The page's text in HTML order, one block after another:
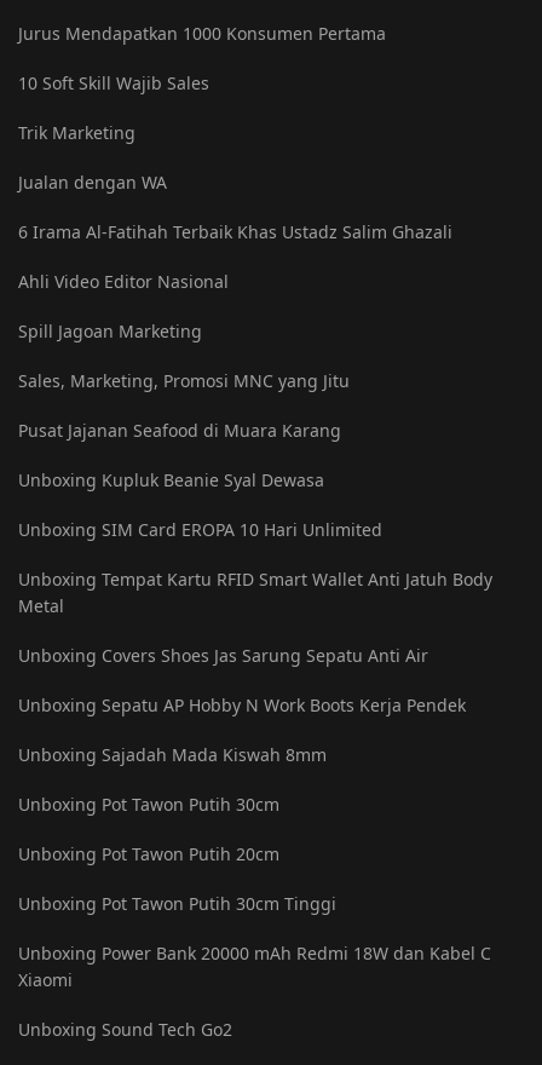
Jurus Mendapatkan 1000 Konsumen Pertama
10 Soft Skill Wajib Sales
Trik Marketing
Jualan dengan WA
6 Irama Al-Fatihah Terbaik Khas Ustadz Salim Ghazali
Ahli Video Editor Nasional
Spill Jagoan Marketing
Sales, Marketing, Promosi MNC yang Jitu
Pusat Jajanan Seafood di Muara Karang
Unboxing Kupluk Beanie Syal Dewasa
Unboxing SIM Card EROPA 10 Hari Unlimited
Unboxing Tempat Kartu RFID Smart Wallet Anti Jatuh Body
Metal
Unboxing Covers Shoes Jas Sarung Sepatu Anti Air
Unboxing Sepatu AP Hobby N Work Boots Kerja Pendek
Unboxing Sajadah Mada Kiswah 8mm
Unboxing Pot Tawon Putih 30cm
Unboxing Pot Tawon Putih 20cm
Unboxing Pot Tawon Putih 30cm Tinggi
Unboxing Power Bank 20000 mAh Redmi 18W dan Kabel C
Xiaomi
Unboxing Sound Tech Go2